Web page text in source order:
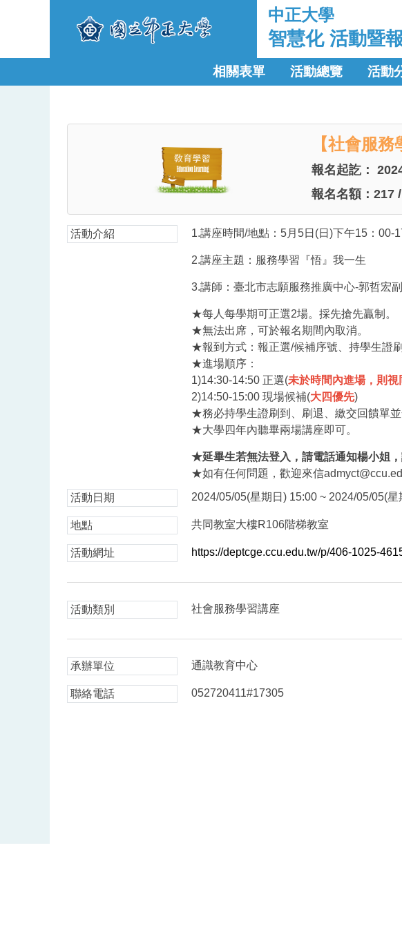
中正大學
智慧化 活動暨
相關表單 活動總覽 活動
【社會服
報名起訖：
報名名額：217 /
活動介紹 1.講座時間/地點：5月5日(日)下午15：00-
2.講座主題：服務學習『悟』我一生
3.講師：臺北市志願服務推廣中心-郭哲宏
★每人每學期可正選2場。採先搶先贏制。
★無法出席，可於報名期間內取消。
★報到方式：報正選/候補序號、持學生證刷
★進場順序：
1)14:30-14:50 正選(未於時間內進場，則視
2)14:50-15:00 現場候補(大四優先)
★務必持學生證刷到、刷退、繳交回饋單並
★大學四年內聽畢兩場講座即可。
★延畢生若無法登入，請電話通知楊小姐，
★如有任何問題，歡迎來信
活動日期 2024/05/05(星期日) 15:00 ~ 2024/05/05(星
地點 共同教室大樓R106階梯教室
活動網址 https://deptcge.ccu.edu.tw/p/406-1025-
活動類別 社會服務學習講座
承辦單位 通識教育中心
聯絡電話 052720411#17305